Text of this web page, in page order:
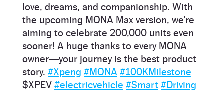
love, dreams, and companionship. With
the upcoming MONA Max version, we’re
aiming to celebrate 200,000 units even
sooner! A huge thanks to every MONA
owner—your journey is the best product
story. #Xpeng #MONA #100KMilestone
$XPEV #electricvehicle #Smart #Driving